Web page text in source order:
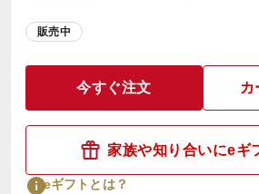
販売中
今すぐ注文 カ
家族や知り合いにeギ
eギフトとは？